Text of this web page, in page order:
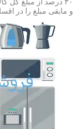
و مابقی مبلغ را در